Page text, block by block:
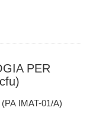
PER
IMAT-01/A)